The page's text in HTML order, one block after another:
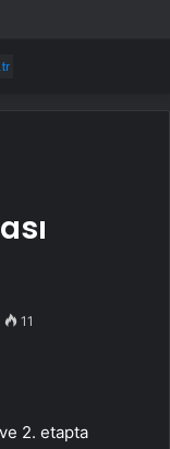
11
2. etapta